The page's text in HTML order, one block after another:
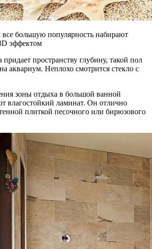
все большую популярность набирают
эффектом
пространству глубину, такой пол
аквариум. Неплохо смотрится стекло с
зоны отдыха в большой ванной
влагостойкий ламинат. Он отлично
плиткой песочного или бирюзового